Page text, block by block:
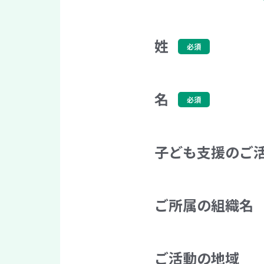
姓
名
子ども支援のご
ご所属の組織名
ご活動の地域